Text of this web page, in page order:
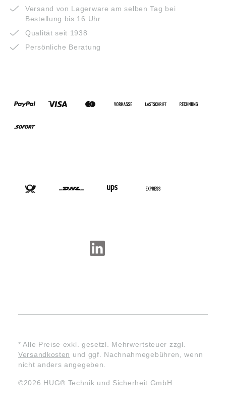
Versand von Lagerware am selben Tag bei
Bestellung bis 16 Uhr
Qualität seit 1938
Persönliche Beratung
* Alle Preise exkl. gesetzl. Mehrwertsteuer zzgl.
Versandkosten und ggf. Nachnahmegebühren, wenn
nicht anders angegeben.
©2026 HUG® Technik und Sicherheit GmbH